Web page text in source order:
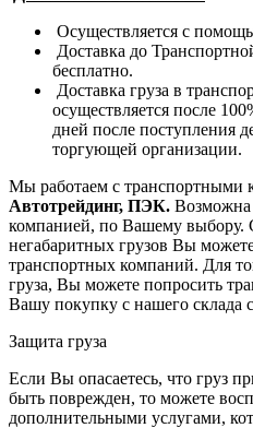
Осуществляется с
Доставка до
бесплатно.
Доставка груза в
осуществляется после
дней после поступления
торгующей организации.
Мы работаем с транспортными
Автотрейдинг, ПЭК. Возможна
компанией, по Вашему выбору.
негабаритных грузов Вы
транспортных компаний. Для
груза, Вы можете попросить
Вашу покупку с нашего склада
Защита груза
Если Вы опасаетесь, что груз
быть поврежден, то можете
дополнительными услугами,